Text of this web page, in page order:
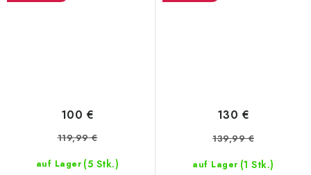
auf Lager (5 Stk.)
100 €
119,99 €
auf Lager (1 Stk.)
130 €
139,99 €